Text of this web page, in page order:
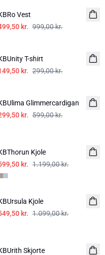
Vest
kr. 999,00 kr.
T-shirt
kr. 299,00 kr.
Glimmercardigan
kr. 599,00 kr.
Kjole
kr. 1.199,00 kr.
-50%
Kjole
kr. 1.099,00 kr.
Skjorte